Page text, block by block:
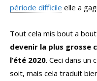
période difficile elle a
Tout cela mis bout a
devenir la plus grosse
l’été 2020. Ceci dans un
soit, mais cela traduit